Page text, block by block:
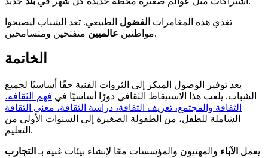
تغذي هذه المغامرات الفضول الطبيعي. تعد الشباب ليصبحوا
مواطنين عالميين منفتحين ومتسامحين.
الخاتمة
يعد توفير الوصول المبكر إلى الثروات الفنية حقًا أساسيًا لجميع
الشباب. يلعب هذا الاستيقاظ الثقافي دورًا أساسيًا في فهم الثقافة،
الثقافة والمجتمع، تعريف الثقافة، دراسة الثقافة، معنى الثقافة
الشاملة للطفل، من الطفولة الصغيرة إلى السنوات الأولى من
التعليم.
يعمل الآباء والمهنيون والمؤسسات معًا لإنشاء بيئات غنية بـ التجارب